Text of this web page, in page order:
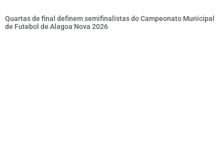
Quartas de final definem semifinalistas do Campeonato Municipal
de Futebol de Alagoa Nova 2026